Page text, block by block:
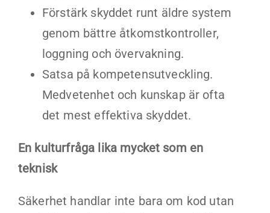
Förstärk skyddet runt äldre system
genom bättre åtkomstkontroller,
loggning och övervakning.
Satsa på kompetensutveckling.
Medvetenhet och kunskap är ofta
det mest effektiva skyddet.
En kulturfråga lika mycket som en
teknisk
Säkerhet handlar inte bara om kod utan